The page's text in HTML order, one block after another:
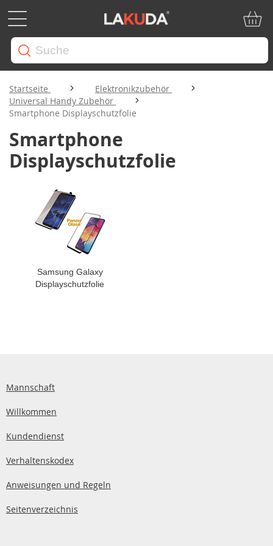
Startseite
Elektronikzubehör
Universal Handy Zubehör
Smartphone Displayschutzfolie
Smartphone
Displayschutzfolie
Samsung Galaxy
Displayschutzfolie
Mannschaft
Willkommen
Kundendienst
Verhaltenskodex
Anweisungen und Regeln
Seitenverzeichnis